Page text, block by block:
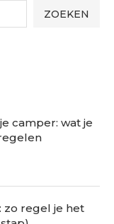
ZOEKEN
camper: wat je
zo regel je het